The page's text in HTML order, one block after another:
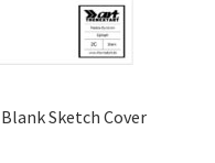
Sketch Cover